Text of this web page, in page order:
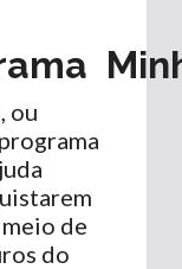
, ou
de
do